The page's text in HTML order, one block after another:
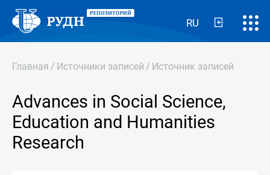
RU
Главная / Источники записей / Источник записей
Advances in Social Science,
Education and Humanities
Research